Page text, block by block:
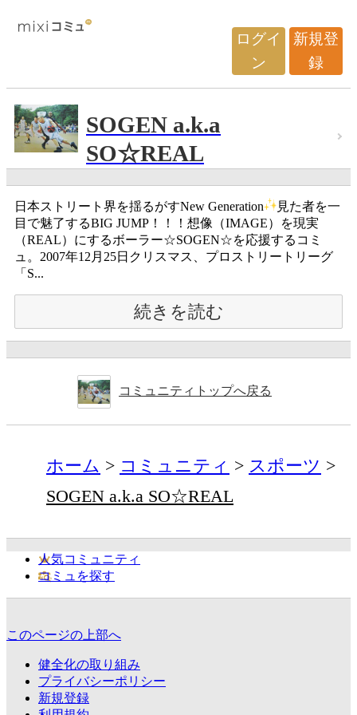
ログイ
ン
新規登
録
SOGEN a.k.a
SO☆REAL
日本ストリート界を揺るがすNew Generation
見た者を一
目で魅了するBIG JUMP！！！想像（IMAGE）を現実
（REAL）にするボーラー☆SOGEN☆を応援するコミ
ュ。2007年12月25日クリスマス、プロストリートリーグ
「S...
続きを読む
コミュニティトップへ戻る
ホーム コミュニティ
スポーツ
SOGEN a.k.a SO☆REAL
人気コミュニティ
コミュを探す
このページの上部へ
健全化の取り組み
プライバシーポリシー
新規登録